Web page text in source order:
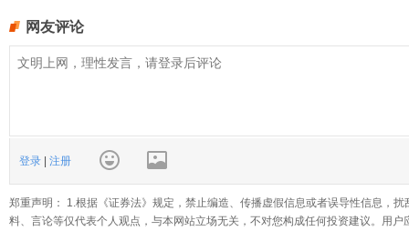
网友评论
登录 注册
郑重声明： 1.根据《证券法》规定，禁止编造、传播虚假信息或者误导性信息，
料、言论等仅代表个人观点，与本网站立场无关，不对您构成任何投资建议。用